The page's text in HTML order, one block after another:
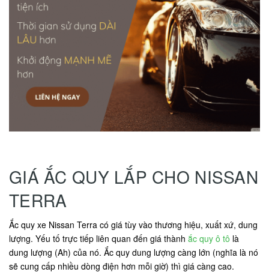
GIÁ ẮC QUY LẮP CHO NISSAN
TERRA
Ắc quy xe Nissan Terra có giá tùy vào thương hiệu, xuất xứ, dung
lượng. Yếu tố trực tiếp liên quan đến giá thành ắc quy ô tô là
dung lượng (Ah) của nó. Ắc quy dung lượng càng lớn (nghĩa là nó
sẽ cung cấp nhiều dòng điện hơn mỗi giờ) thì giá càng cao.